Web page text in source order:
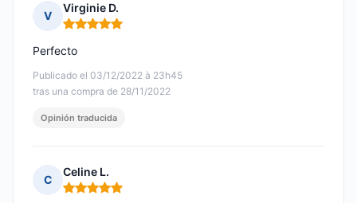
V
Virginie D.
Nota: 5 de 5
Publicado el 03/12/2022 à 23h45
tras una compra de 28/11/2022
Perfecto
Opinión traducida
C
Celine L.
Nota: 5 de 5